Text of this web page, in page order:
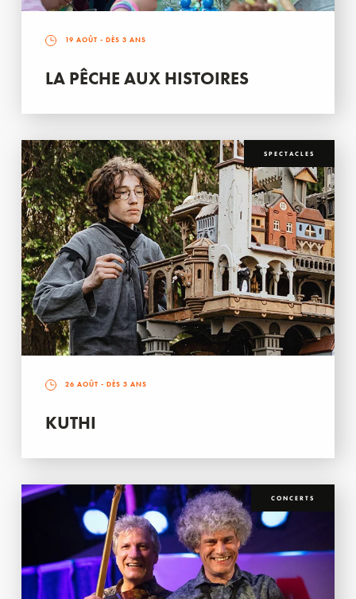
19 AOÛT - DÈS 3 ANS
LA PÊCHE AUX HISTOIRES
SPECTACLES
26 AOÛT - DÈS 3 ANS
KUTHI
CONCERTS